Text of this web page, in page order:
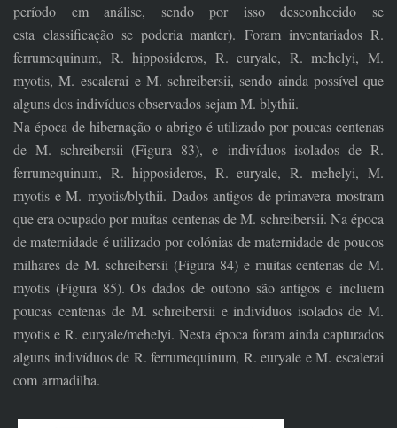
período em análise, sendo por isso desconhecido se
esta classificação se poderia manter). Foram inventariados R.
ferrumequinum, R. hipposideros, R. euryale, R. mehelyi, M.
myotis, M. escalerai e M. schreibersii, sendo ainda possível que
alguns dos indivíduos observados sejam M. blythii.
Na época de hibernação o abrigo é utilizado por poucas centenas
de M. schreibersii (Figura 83), e indivíduos isolados de R.
ferrumequinum, R. hipposideros, R. euryale, R. mehelyi, M.
myotis e M. myotis/blythii. Dados antigos de primavera mostram
que era ocupado por muitas centenas de M. schreibersii. Na época
de maternidade é utilizado por colónias de maternidade de poucos
milhares de M. schreibersii (Figura 84) e muitas centenas de M.
myotis (Figura 85). Os dados de outono são antigos e incluem
poucas centenas de M. schreibersii e indivíduos isolados de M.
myotis e R. euryale/mehelyi. Nesta época foram ainda capturados
alguns indivíduos de R. ferrumequinum, R. euryale e M. escalerai
com armadilha.